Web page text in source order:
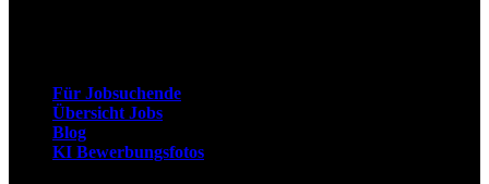
Für Jobsuchende
Übersicht Jobs
Blog
KI Bewerbungsfotos